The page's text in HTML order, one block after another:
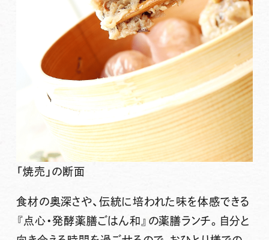
「焼売」の断面
食材の奥深さや、伝統に培われた味を体感できる
『点心・発酵薬膳ごはん和』の薬膳ランチ。自分と